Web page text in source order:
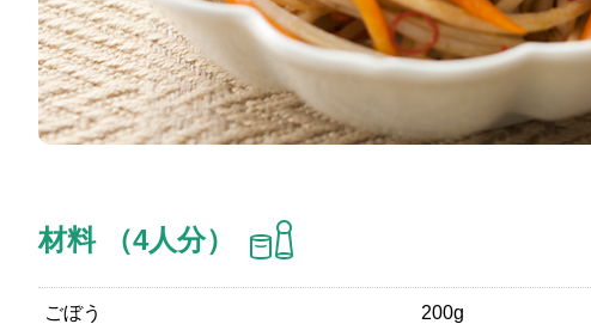
材料 （4人分）
ごぼう 200g